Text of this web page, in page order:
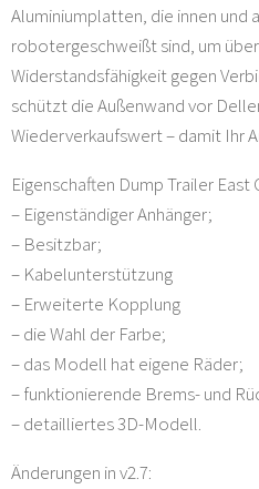
Aluminiumplatten, die innen und
robotergeschweißt sind, um
Widerstandsfähigkeit gegen
schützt die Außenwand vor
Wiederverkaufswert – damit Ihr
Eigenschaften Dump Trailer East
– Eigenständiger Anhänger;
– Besitzbar;
– Kabelunterstützung
– Erweiterte Kopplung
– die Wahl der Farbe;
– das Modell hat eigene Räder;
– funktionierende Brems- und
– detailliertes 3D-Modell.
Änderungen in v2.7: